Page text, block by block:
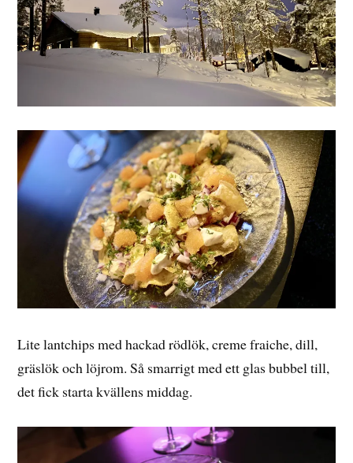
Lite lantchips med hackad rödlök, creme fraiche, dill,
gräslök och löjrom. Så smarrigt med ett glas bubbel till,
det fick starta kvällens middag.